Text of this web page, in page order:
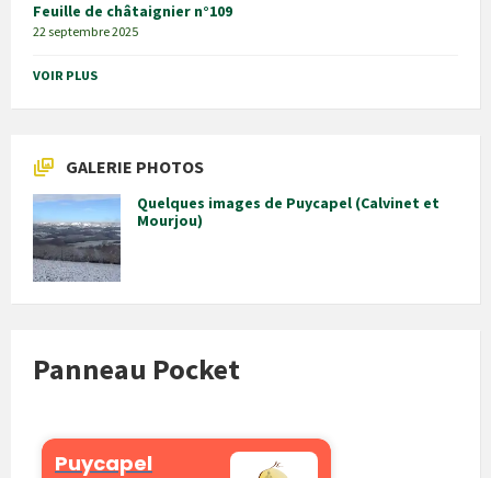
Feuille de châtaignier n°109
22 septembre 2025
VOIR PLUS
GALERIE PHOTOS
Quelques images de Puycapel (Calvinet et
Mourjou)
Panneau Pocket